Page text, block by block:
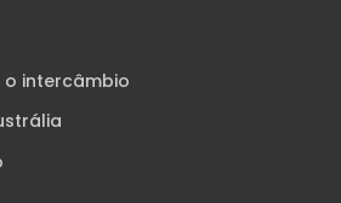
intercâmbio